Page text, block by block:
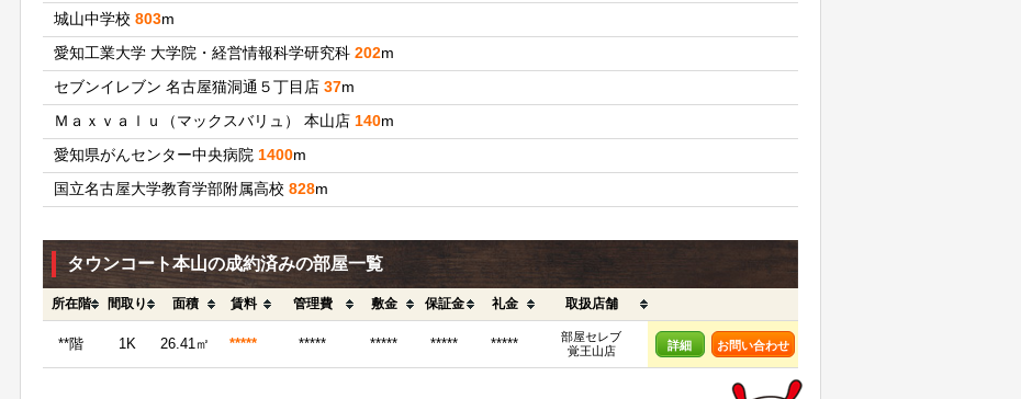
城山中学校 803m
愛知工業大学 大学院・経営情報科学研究科 202m
セブンイレブン 名古屋猫洞通５丁目店 37m
Ｍａｘｖａｌｕ（マックスバリュ） 本山店 140m
愛知県がんセンター中央病院 1400m
国立名古屋大学教育学部附属高校 828m
タウンコート本山の成約済みの部屋一覧
所在階 間取り 面積 賃料 管理費 敷金 保証金 礼金 取扱店舗
**階 1K 26.41㎡ ***** ***** ***** ***** *****
部屋セレブ
覚王山店
詳細 お問い合わせ